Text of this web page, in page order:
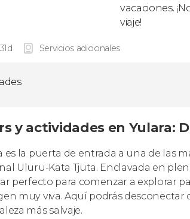
vacaciones.
viaje!
Servicios adicionales
y actividades en Yulara:
es la puerta de entrada a una de las
Uluru-Kata Tjuta. Enclavada en
perfecto para comenzar a explorar
muy viva. Aquí podrás desconectar
más salvaje.